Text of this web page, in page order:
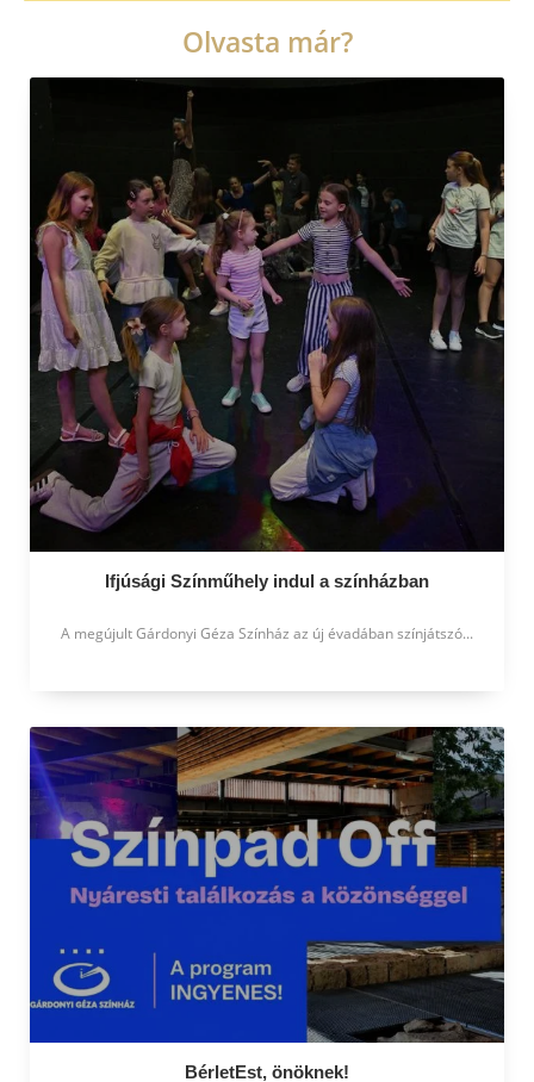
Ifjúsági Színműhely indul a színházban
A megújult Gárdonyi Géza Színház az új évadában színjátszó...
BérletEst, önöknek!
Olvasta már?